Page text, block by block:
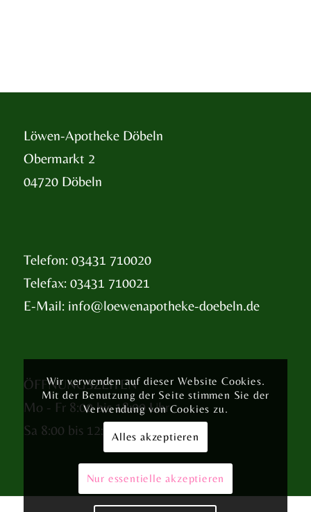
Löwen-Apotheke Döbeln
Obermarkt 2
04720 Döbeln
Telefon: 03431 710020
Telefax: 03431 710021
E-Mail: info@loewenapotheke-doebeln.de
ÖFFNUNGSZEITEN
Mo - Fr 8:00 bis 18:00 Uhr
Sa 8:00 bis 12:00 Uhr
Wir verwenden auf dieser Website Cookies.
Mit der Benutzung der Seite stimmen Sie der
Verwendung von Cookies zu.
Alles akzeptieren
Nur essentielle akzeptieren